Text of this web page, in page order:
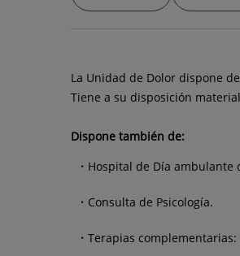
La Unidad de Dolor dispone
Tiene a su disposición
Dispone también de:
Hospital de Día ambulante
Consulta de Psicología.
Terapias